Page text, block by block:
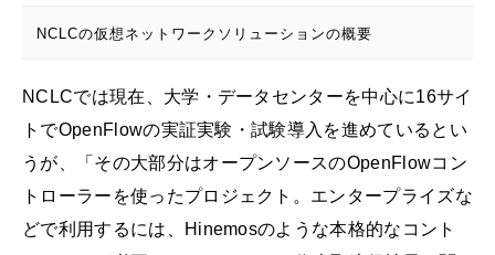
NCLCの仮想ネットワークソリューションの概要
NCLCでは現在、大学・データセンターを中心に16サイ
トでOpenFlowの実証実験・試験導入を進めているとい
うが、「その大部分はオープンソースのOpenFlowコン
トローラーを使ったプロジェクト。エンタープライズな
どで利用するには、Hinemosのような本格的なコント